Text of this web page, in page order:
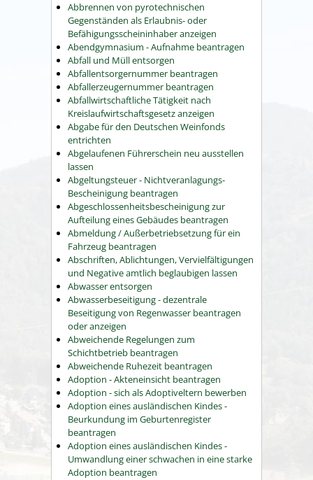
Abbrennen von pyrotechnischen
Gegenständen als Erlaubnis- oder
Befähigungsscheininhaber anzeigen
Abendgymnasium - Aufnahme beantragen
Abfall und Müll entsorgen
Abfallentsorgernummer beantragen
Abfallerzeugernummer beantragen
Abfallwirtschaftliche Tätigkeit nach
Kreislaufwirtschaftsgesetz anzeigen
Abgabe für den Deutschen Weinfonds
entrichten
Abgelaufenen Führerschein neu ausstellen
lassen
Abgeltungsteuer - Nichtveranlagungs-
Bescheinigung beantragen
Abgeschlossenheitsbescheinigung zur
Aufteilung eines Gebäudes beantragen
Abmeldung / Außerbetriebsetzung für ein
Fahrzeug beantragen
Abschriften, Ablichtungen, Vervielfältigungen
und Negative amtlich beglaubigen lassen
Abwasser entsorgen
Abwasserbeseitigung - dezentrale
Beseitigung von Regenwasser beantragen
oder anzeigen
Abweichende Regelungen zum
Schichtbetrieb beantragen
Abweichende Ruhezeit beantragen
Adoption - Akteneinsicht beantragen
Adoption - sich als Adoptiveltern bewerben
Adoption eines ausländischen Kindes -
Beurkundung im Geburtenregister
beantragen
Adoption eines ausländischen Kindes -
Umwandlung einer schwachen in eine starke
Adoption beantragen